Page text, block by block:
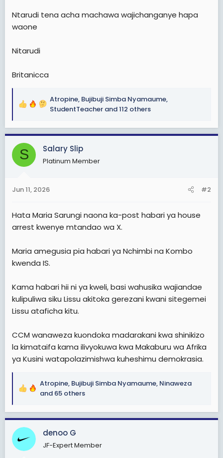
Ntarudi tena acha machawa wajichanganye hapa
waone
Nitarudi
Britanicca
R
a
c
o
s
Atropine, Bujibuji Simba Nyamaume,
StudentTeacher and 112 others
S Salary Slip
Platinum Member
Jun 11, 2026 #2
Hata Maria Sarungi naona ka-post habari ya house
arrest kwenye mtandao wa X.
Maria amegusia pia habari ya Nchimbi na Kombo
kwenda IS.
Kama habari hii ni ya kweli, basi wahusika wajiandae
kulipuliwa siku Lissu akitoka gerezani kwani sitegemei
Lissu ataficha kitu.
CCM wanaweza kuondoka madarakani kwa shinikizo
la kimataifa kama ilivyokuwa kwa Makaburu wa Afrika
ya Kusini watapolazimishwa kuheshimu demokrasia.
R
a
c
i
o
Atropine, Bujibuji Simba Nyamaume, Ninaweza
and 65 others
denoo G
JF-Expert Member